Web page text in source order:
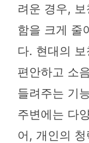
려운 경우,
함을 크게 줄
다. 현대의
편안하고 소
들려주는 기
주변에는 다
어, 개인의